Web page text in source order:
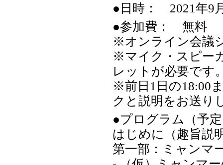
●日時： 2021年9
●参加費： 無料
※オンライン会議
※マイク・スピー
レットが必要です
※前日1日の18:00
クと説明をお送り
●プログラム（予
はじめに（趣旨説
第一部：ミャンマ